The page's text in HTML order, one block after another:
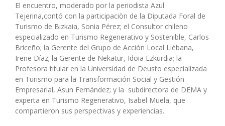
El encuentro, moderado por la periodista Azul
Tejerina,contó con la participaciòn de la Diputada Foral de
Turismo de Bizkaia, Sonia Pérez; el Consultor chileno
especializado en Turismo Regenerativo y Sostenible, Carlos
Briceño; la Gerente del Grupo de Acción Local Liébana,
Irene Díaz; la Gerente de Nekatur, Idoia Ezkurdia; la
Profesora titular en la Universidad de Deusto especializada
en Turismo para la Transformación Social y Gestión
Empresarial, Asun Fernández; y la subdirectora de DEMA y
experta en Turismo Regenerativo, Isabel Muela, que
compartieron sus perspectivas y experiencias.